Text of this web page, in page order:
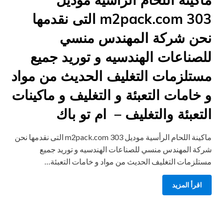
m2pack.com 303 التى نقدمها
نحن شركة المهندس منسي
للصناعات الهندسيه و توريد جميع
مستلزمات التغليف الحديث من مواد
و خامات التعبئة و التغليف و ماكينات
التعبئة والتغليف – ام تو باك
ماكينة اللحام الرأسية موديل m2pack.com 303 التى نقدمها نحن
شركة المهندس منسي للصناعات الهندسيه و توريد جميع
مستلزمات التغليف الحديث من مواد و خامات التعبئة…
اقرأ المزيد